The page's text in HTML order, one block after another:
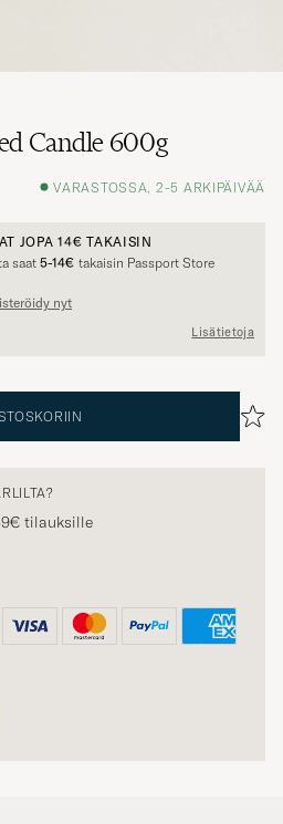
Candle 600g
VARASTOSSA, 2-5 ARKIPÄIVÄÄ
JOPA14€ TAKAISIN
saat 5-14€ takaisin Passport Store
nyt
Lisätietoja
tilauksille